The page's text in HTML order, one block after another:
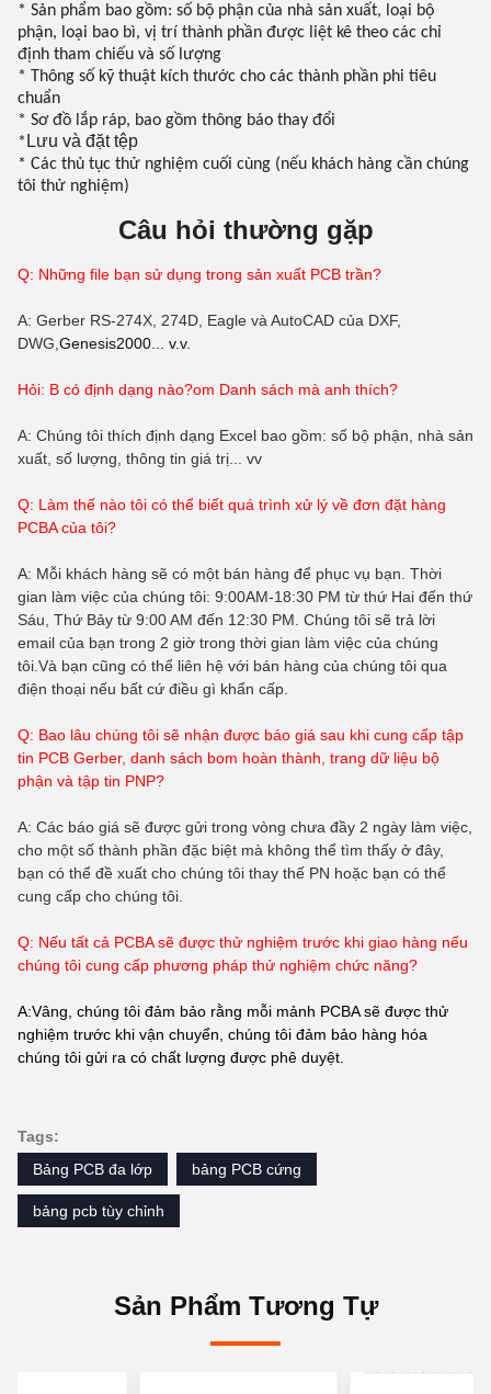
* Sản phẩm bao gồm: số bộ phận của nhà sản xuất, loại bộ
phận, loại bao bì, vị trí thành phần được liệt kê theo các chỉ
định tham chiếu và số lượng
* Thông số kỹ thuật kích thước cho các thành phần phi tiêu
chuẩn
* Sơ đồ lắp ráp, bao gồm thông báo thay đổi
* Lưu và đặt tệp
* Các thủ tục thử nghiệm cuối cùng (nếu khách hàng cần chúng
tôi thử nghiệm)
Câu hỏi thường gặp
Q: Những file bạn sử dụng trong sản xuất PCB trần?
A: Gerber RS-274X, 274D, Eagle và AutoCAD của DXF,
DWG, Genesis2000... v.v.
Hỏi: B có định dạng nào?om Danh sách mà anh thích?
A: Chúng tôi thích định dạng Excel bao gồm: số bộ phận, nhà sản
xuất, số lượng, thông tin giá trị... vv
Q: Làm thế nào tôi có thể biết quá trình xử lý về đơn đặt hàng
PCBA của tôi?
A: Mỗi khách hàng sẽ có một bán hàng để phục vụ bạn. Thời
gian làm việc của chúng tôi: 9:00AM-18:30 PM từ thứ Hai đến thứ
Sáu, Thứ Bảy từ 9:00 AM đến 12:30 PM. Chúng tôi sẽ trả lời
email của bạn trong 2 giờ trong thời gian làm việc của chúng
tôi.Và bạn cũng có thể liên hệ với bán hàng của chúng tôi qua
điện thoại nếu bất cứ điều gì khẩn cấp.
Q: Bao lâu chúng tôi sẽ nhận được báo giá sau khi cung cấp tập
tin PCB Gerber, danh sách bom hoàn thành, trang dữ liệu bộ
phận và tập tin PNP?
A: Các báo giá sẽ được gửi trong vòng chưa đầy 2 ngày làm việc,
cho một số thành phần đặc biệt mà không thể tìm thấy ở đây,
bạn có thể đề xuất cho chúng tôi thay thế PN hoặc bạn có thể
cung cấp cho chúng tôi.
Q: Nếu tất cả PCBA sẽ được thử nghiệm trước khi giao hàng nếu
chúng tôi cung cấp phương pháp thử nghiệm chức năng?
A:Vâng, chúng tôi đảm bảo rằng mỗi mảnh PCBA sẽ được thử
nghiệm trước khi vận chuyển, chúng tôi đảm bảo hàng hóa
chúng tôi gửi ra có chất lượng được phê duyệt.
Tags:
Bảng PCB đa lớp
bảng PCB cứng
bảng pcb tùy chỉnh
Sản Phẩm Tương Tự